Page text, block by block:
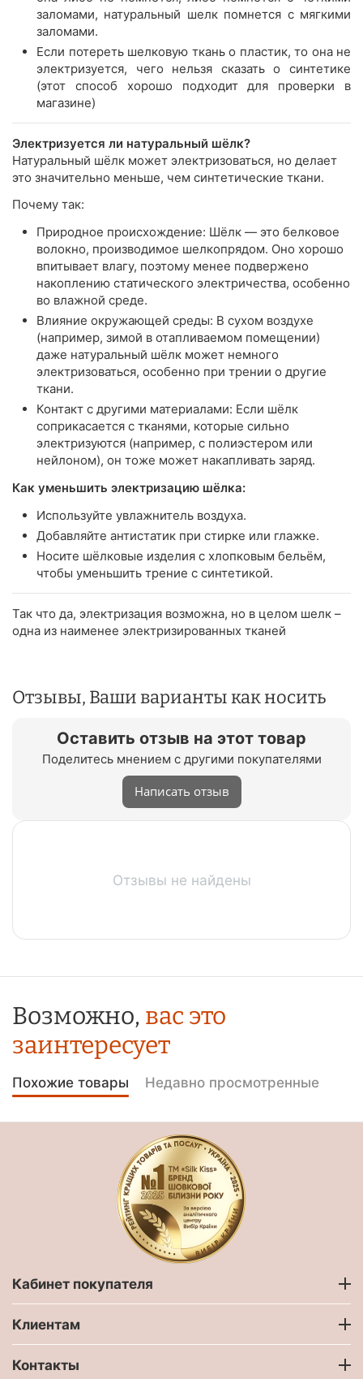
заломами, натуральный шелк помнется с мягкими
заломами.
Если потереть шелковую ткань о пластик, то она не
электризуется, чего нельзя сказать о синтетике
(этот способ хорошо подходит для проверки в
магазине)
Электризуется ли натуральный шёлк?
Натуральный шёлк может электризоваться, но делает
это значительно меньше, чем синтетические ткани.
Почему так:
Природное происхождение: Шёлк — это белковое
волокно, производимое шелкопрядом. Оно хорошо
впитывает влагу, поэтому менее подвержено
накоплению статического электричества, особенно
во влажной среде.
Влияние окружающей среды: В сухом воздухе
(например, зимой в отапливаемом помещении)
даже натуральный шёлк может немного
электризоваться, особенно при трении о другие
ткани.
Контакт с другими материалами: Если шёлк
соприкасается с тканями, которые сильно
электризуются (например, с полиэстером или
нейлоном), он тоже может накапливать заряд.
Как уменьшить электризацию шёлка:
Используйте увлажнитель воздуха.
Добавляйте антистатик при стирке или глажке.
Носите шёлковые изделия с хлопковым бельём,
чтобы уменьшить трение с синтетикой.
Так что да, электризация возможна, но в целом шелк –
одна из наименее электризированных тканей
Отзывы, Ваши варианты как носить
Оставить отзыв на этот товар
Поделитесь мнением с другими покупателями
Написать отзыв
Отзывы не найдены
Возможно, вас это
заинтересует
Похожие товары Недавно просмотренные
Кабинет покупателя
Клиентам
Контакты